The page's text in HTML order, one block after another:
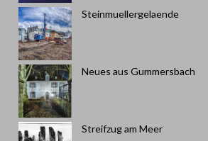
Steinmuellergelaende
Neues aus Gummersbach
Streifzug am Meer